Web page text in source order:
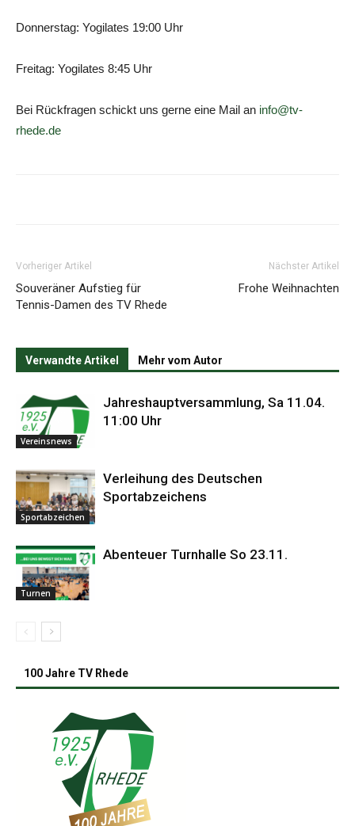
Donnerstag: Yogilates 19:00 Uhr
Freitag: Yogilates 8:45 Uhr
Bei Rückfragen schickt uns gerne eine Mail an info@tv-
rhede.de
Vorheriger Artikel
Souveräner Aufstieg für
Tennis-Damen des TV Rhede
Nächster Artikel
Frohe Weihnachten
Verwandte Artikel Mehr vom Autor
Vereinsnews
Jahreshauptversammlung, Sa 11.04.
11:00 Uhr
Sportabzeichen
Verleihung des Deutschen
Sportabzeichens
Turnen
Abenteuer Turnhalle So 23.11.
100 Jahre TV Rhede